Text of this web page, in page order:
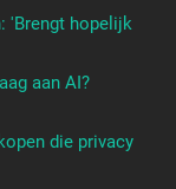
'Brengt hopelijk
aan AI?
die privacy